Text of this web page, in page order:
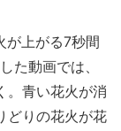
が上がる7秒間
た動画では、
。青い花火が消
どりの花火が花